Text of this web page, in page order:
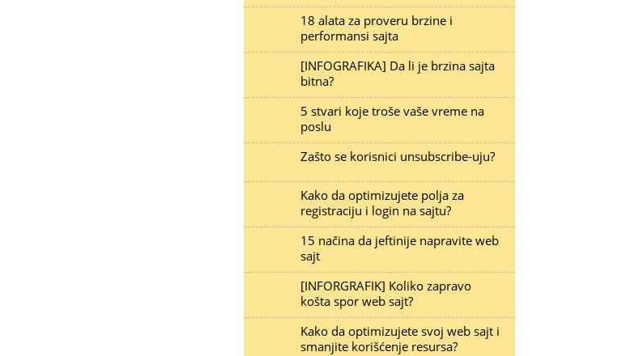
18 alata za proveru brzine i
performansi sajta
[INFOGRAFIKA] Da li je brzina sajta
bitna?
5 stvari koje troše vaše vreme na
poslu
Zašto se korisnici unsubscribe-uju?
Kako da optimizujete polja za
registraciju i login na sajtu?
15 načina da jeftinije napravite web
sajt
[INFORGRAFIK] Koliko zapravo
košta spor web sajt?
Kako da optimizujete svoj web sajt i
smanjite korišćenje resursa?